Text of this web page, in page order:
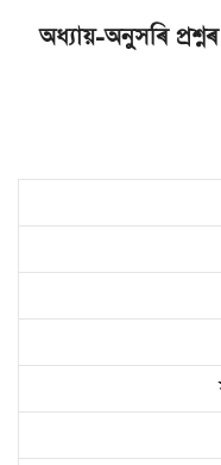
অধ্যায়-অনুসৰি